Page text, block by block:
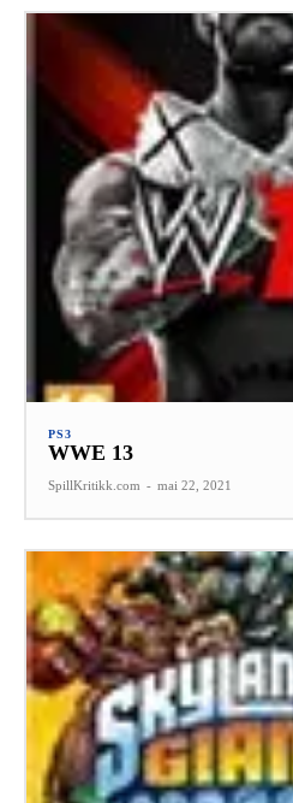
PS3
WWE 13
SpillKritikk.com - mai 22, 2021